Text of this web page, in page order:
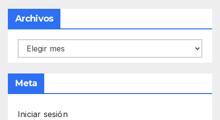
Archivos
Archivos
Meta
Iniciar sesión